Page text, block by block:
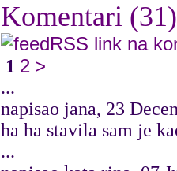
Komentari (31)
RSS link na
1 2 >
...
napisao jana, 23
ha ha stavila sam je
...